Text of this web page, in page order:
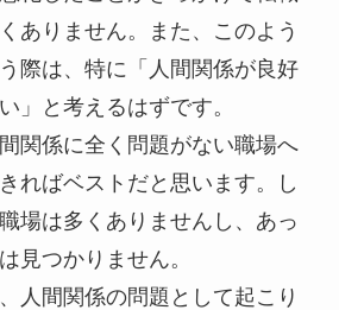
ありません。また、このよう
際は、特に「人間関係が良好
」と考えるはずです。
関係に全く問題がない職場へ
ればベストだと思います。し
場は多くありませんし、あっ
見つかりません。
人間関係の問題として起こり